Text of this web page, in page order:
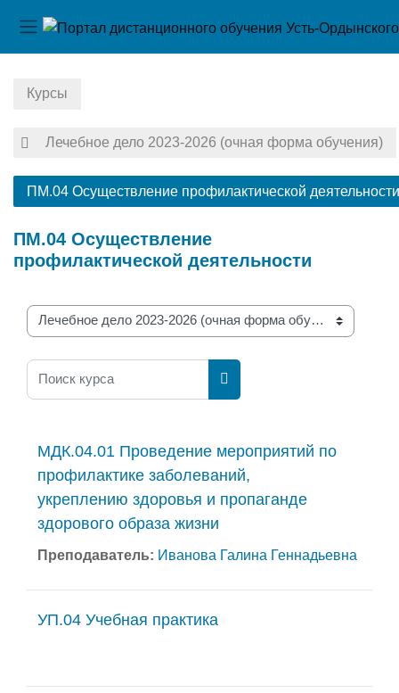
Курсы
Лечебное дело 2023-2026 (очная форма обучения)
ПМ.04 Осуществление профилактической деятельности
ПМ.04 Осуществление
профилактической деятельности
Категории курсов
Поиск курса
Поиск курса
МДК.04.01 Проведение мероприятий по
профилактике заболеваний,
укреплению здоровья и пропаганде
здорового образа жизни
Преподаватель: Иванова Галина Геннадьевна
УП.04 Учебная практика